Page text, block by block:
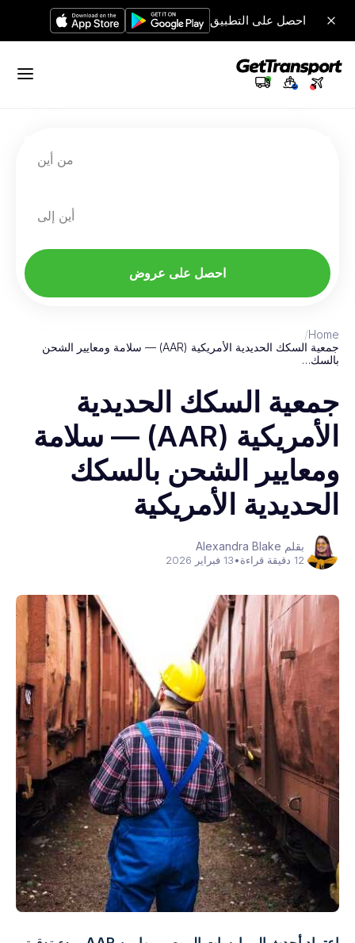
احصل على التطبيق
من أين
أين إلى
احصل على عروض
Home
/
جمعية السكك الحديدية الأمريكية (AAR) — سلامة ومعايير الشحن
بالسك…
جمعية السكك الحديدية
الأمريكية (AAR) — سلامة
ومعايير الشحن بالسكك
الحديدية الأمريكية
بقلم Alexandra Blake
12 دقيقة قراءة •13 فبراير 2026